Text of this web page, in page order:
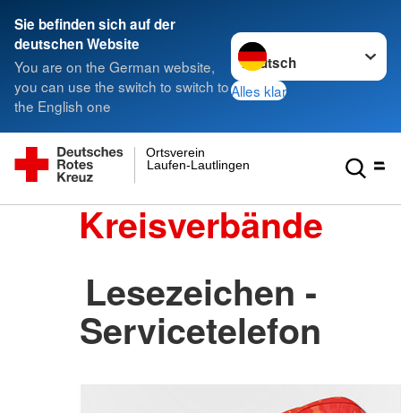
Sie befinden sich auf der
deutschen Website
You are on the German website,
you can use the switch to switch to
the English one
Sprache wechseln zu
Alles klar
Laufen-Lautlingen
Ortsverein
Kreisverbände
Lesezeichen -
Servicetelefon